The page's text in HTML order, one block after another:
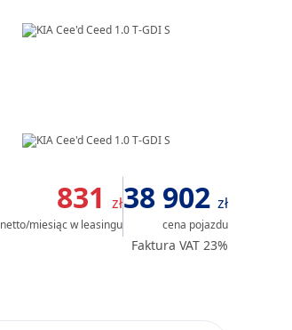
24
831 zł
netto/miesiącw leasingu
38 902 zł
cena pojazdu
Faktura VAT 23%